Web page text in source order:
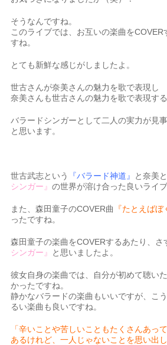
そうなんですね。
このライブでは、お互いの楽曲を
すね。
とても新鮮な感じがしましたよ。
世古さんが奈美さんの魅力を歌で表現し
奈美さんも世古さんの魅力を歌で表現する
バラードシンガーとして二人の実力が見
と思います。
世古武志という 『バラード神道』 と奈美
シンガー』の世界が溶け合った良いライブ
また、森田童子のCOVER曲 『たとえばぼ
ったですね。
森田童子の楽曲をCOVERするあたり、さ
シンガー』 と思いましたよ。
彼女自身の楽曲では、自分が初めて聴いた
かったですね。
静かなバラードの楽曲もいいですが、こ
るい楽曲も良いですね。
「辛いことや苦しいこともたくさんあっ
あるけれど、一人じゃないことを思い出